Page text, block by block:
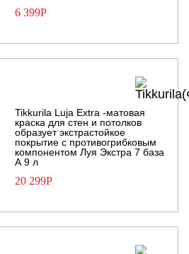
6 399Р
Tikkurila Luja Extra -матовая
краска для стен и потолков
образует экстрастойкое
покрытие с противогрибковым
компонентом Луя Экстра 7 база
А 9 л
20 299Р